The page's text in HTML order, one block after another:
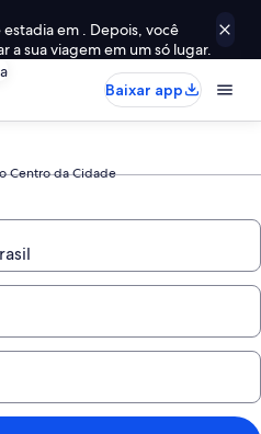
em . Depois, você
a sua viagem em um só lugar.
Baixar app
Centro da Cidade